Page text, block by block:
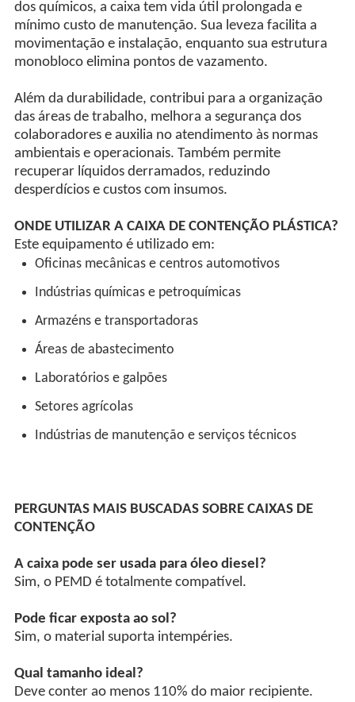
dos químicos, a caixa tem vida útil prolongada e
mínimo custo de manutenção. Sua leveza facilita a
movimentação e instalação, enquanto sua estrutura
monobloco elimina pontos de vazamento.
Além da durabilidade, contribui para a organização
das áreas de trabalho, melhora a segurança dos
colaboradores e auxilia no atendimento às normas
ambientais e operacionais. Também permite
recuperar líquidos derramados, reduzindo
desperdícios e custos com insumos.
ONDE UTILIZAR A CAIXA DE CONTENÇÃO PLÁSTICA?
Este equipamento é utilizado em:
Oficinas mecânicas e centros automotivos
Indústrias químicas e petroquímicas
Armazéns e transportadoras
Áreas de abastecimento
Laboratórios e galpões
Setores agrícolas
Indústrias de manutenção e serviços técnicos
PERGUNTAS MAIS BUSCADAS SOBRE CAIXAS DE
CONTENÇÃO
A caixa pode ser usada para óleo diesel?
Sim, o PEMD é totalmente compatível.
Pode ficar exposta ao sol?
Sim, o material suporta intempéries.
Qual tamanho ideal?
Deve conter ao menos 110% do maior recipiente.